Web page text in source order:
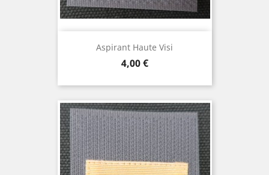
Aspirant Haute Visi
Prix
4,00 €